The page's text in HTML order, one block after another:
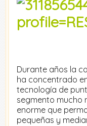
Durante años la
ha concentrado
tecnología de
segmento mucho
enorme que
pequeñas y